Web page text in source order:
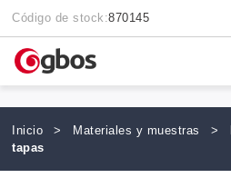
Código de stock:870145
Inicio > Materiales y muestras >
tapas